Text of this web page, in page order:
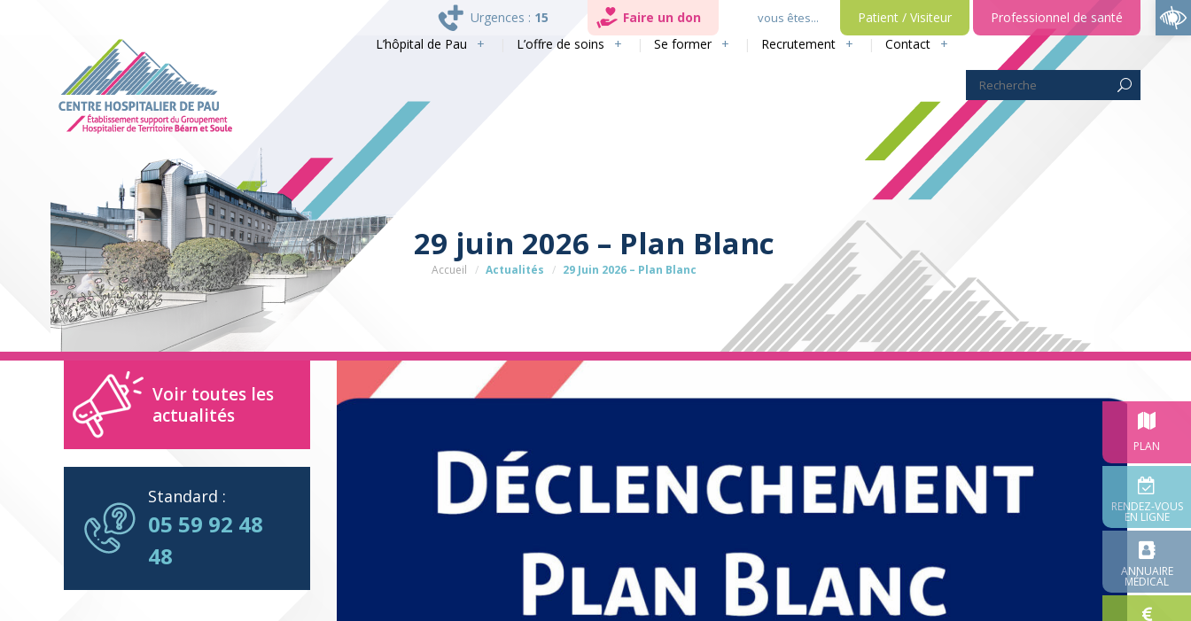
Urgences : 15 Faire un don vous êtes... Patient / Visiteur
Professionnel de santé
L’hôpital de Pau
L’offre de soins Se former Recrutement Contact
29 juin 2026 – Plan Blanc
Accueil Actualités 29 Juin 2026 – Plan Blanc
Voir toutes les
actualités
Standard :
05 59 92 48
48
PLAN
RENDEZ-VOUS
EN LIGNE
ANNUAIRE
MÉDICAL